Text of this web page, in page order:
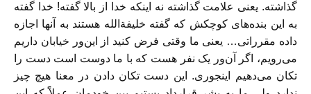
گذاشته. یعنی علامت گذاشته نه اینکه خدا از بالا گفته! خدا گفته
به این بنده‌های کوچکش که گفته خلیفةالله هستند به آنها اجازه
داده مقرراتی… یعنی ما وقتی فرض کنید از این‌ور خیابان داریم
می‌رویم، اگر آن‌ور یک نفر هست که با ما دوست است دست را
تکان می‌دهیم اینجوری. این دست تکان دادن در معنا هیچ چیز